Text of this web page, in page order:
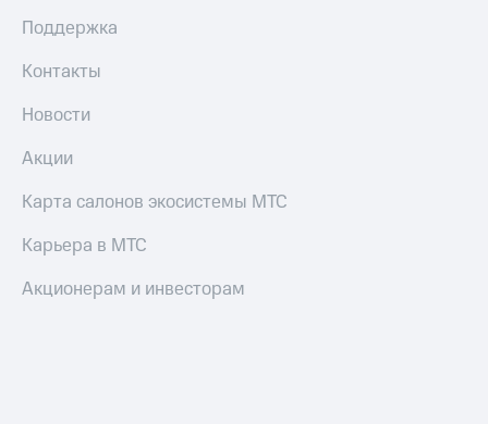
Поддержка
Контакты
Новости
Акции
Карта салонов экосистемы МТС
Карьера в МТС
Акционерам и инвесторам